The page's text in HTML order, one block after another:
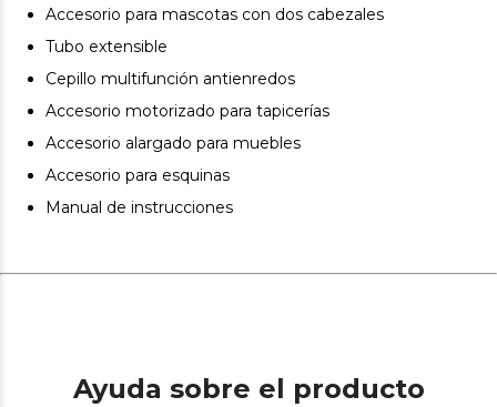
casa.
Máxima comodidad y visibilidad: olvídate del dolor de
su luz LED situada en el pie de aspiración, verás toda la
suciedad, para que no dejes escapar nada.
Accesorio para mascotas con dos cabezales
Tubo extensible
Cepillo multifunción antienredos
Accesorio motorizado para tapicerías
Accesorio alargado para muebles
Accesorio para esquinas
Manual de instrucciones
Ayuda sobre el producto